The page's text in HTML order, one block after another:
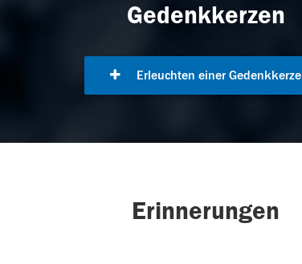
Gedenkkerzen
Erleuchten einer Gedenkkerze
Erinnerungen